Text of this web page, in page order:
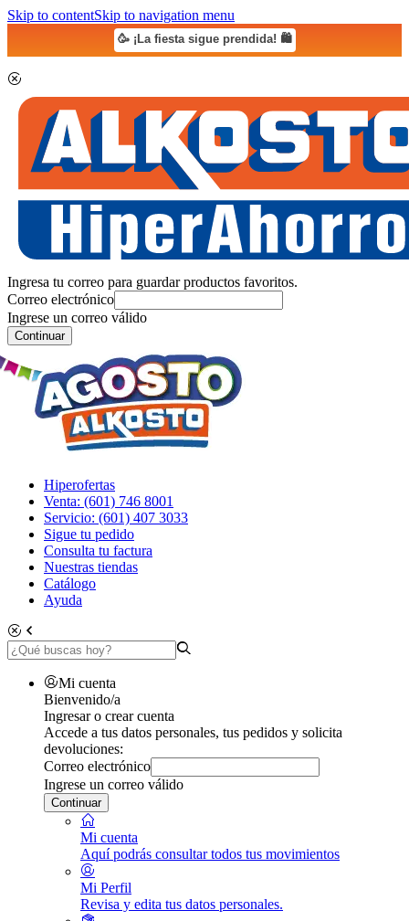
Skip to contentSkip to navigation menu
🥳 ¡La fiesta sigue prendida! 🛍️
Ingresa tu correo para guardar productos favoritos.
Correo electrónico
Ingrese un correo válido
Continuar
Hiperofertas
Venta: (601) 746 8001
Servicio: (601) 407 3033
Sigue tu pedido
Consulta tu factura
Nuestras tiendas
Catálogo
Ayuda
Mi cuenta
Bienvenido/a
Ingresar o crear cuenta
Accede a tus datos personales, tus pedidos y solicita
devoluciones:
Correo electrónico
Ingrese un correo válido
Continuar
Mi cuenta
Aquí podrás consultar todos tus movimientos
Mi Perfil
Revisa y edita tus datos personales.